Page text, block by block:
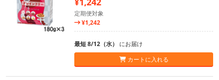
定期便対象
¥1,242
最短 8/12（水） にお届け
カートに入れる